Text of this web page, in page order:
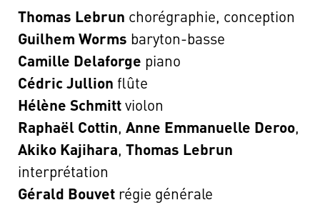
Thomas Lebrun chorégraphie, conception
Guilhem Worms baryton-basse
Camille Delaforge piano
Cédric Jullion flûte
Hélène Schmittviolon
Raphaël Cottin, Anne Emmanuelle Deroo,
Akiko Kajihara, Thomas Lebrun
interprétation
Gérald Bouvet régie générale